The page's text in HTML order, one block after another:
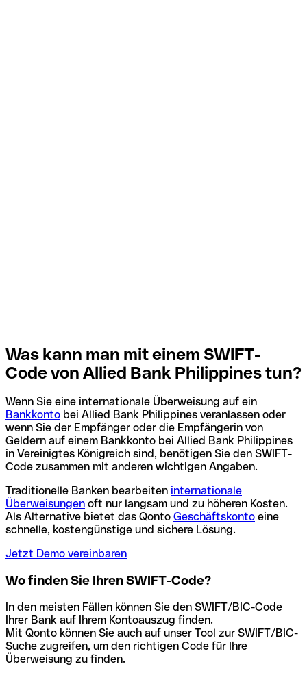
Was kann man mit einem SWIFT-
Code von Allied Bank Philippines tun?
Wenn Sie eine internationale Überweisung auf ein
Bankkonto bei Allied Bank Philippines veranlassen oder
wenn Sie der Empfänger oder die Empfängerin von
Geldern auf einem Bankkonto bei Allied Bank Philippines
in Vereinigtes Königreich sind, benötigen Sie den SWIFT-
Code zusammen mit anderen wichtigen Angaben.
Traditionelle Banken bearbeiten internationale
Überweisungen oft nur langsam und zu höheren Kosten.
Als Alternative bietet das Qonto Geschäftskonto eine
schnelle, kostengünstige und sichere Lösung.
Jetzt Demo vereinbaren
Wo finden Sie Ihren SWIFT-Code?
In den meisten Fällen können Sie den SWIFT/BIC-Code
Ihrer Bank auf Ihrem Kontoauszug finden.
Mit Qonto können Sie auch auf unser Tool zur SWIFT/BIC-
Suche zugreifen, um den richtigen Code für Ihre
Überweisung zu finden.